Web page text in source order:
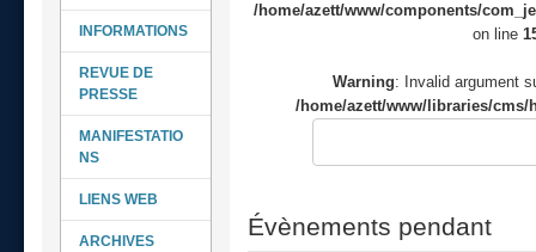
INFORMATIONS
REVUE DE
PRESSE
MANIFESTATIO
NS
LIENS WEB
ARCHIVES
/home/azett/www/components/
on line
Warning: Invalid argument
/home/azett/www/libraries/cms/
Évènements pendant